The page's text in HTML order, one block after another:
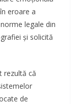
eroare a
legale din
şi solicită
rezultă că
de